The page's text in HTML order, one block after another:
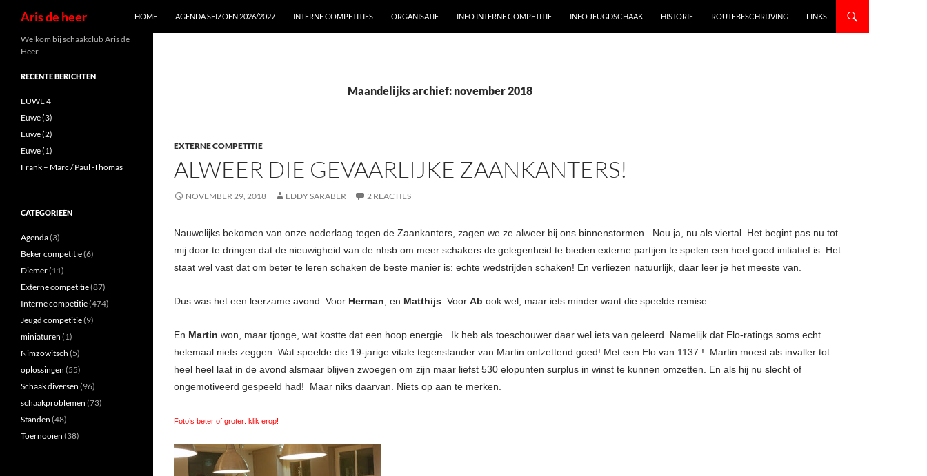
Aris de heer HOME AGENDA SEIZOEN 2026/2027 INTERNE COMPETITIES ORGANISATIE INFO INTERNE COMPETITIE INFO JEUGDSCHAAK HISTORIE ROUTEBESCHRIJVING LINKS
Maandelijks archief: november 2018
EXTERNE COMPETITIE
ALWEER DIE GEVAARLIJKE ZAANKANTERS!
NOVEMBER 29, 2018 EDDY SARABER 2 REACTIES
Nauwelijks bekomen van onze nederlaag tegen de Zaankanters, zagen we ze alweer bij ons binnenstormen. Nou ja, nu als viertal. Het begint pas nu tot
mij door te dringen dat de nieuwigheid van de nhsb om meer schakers de gelegenheid te bieden externe partijen te spelen een heel goed initiatief is. Het
staat wel vast dat om beter te leren schaken de beste manier is: echte wedstrijden schaken! En verliezen natuurlijk, daar leer je het meeste van.
Dus was het een leerzame avond. Voor Herman , en Matthijs . Voor Ab ook wel, maar iets minder want die speelde remise.
En Martin won, maar tjonge, wat kostte dat een hoop energie. Ik heb als toeschouwer daar wel iets van geleerd. Namelijk dat Elo-ratings soms echt
helemaal niets zeggen. Wat speelde die 19-jarige vitale tegenstander van Martin ontzettend goed! Met een Elo van 1137 ! Martin moest als invaller tot
heel heel laat in de avond alsmaar blijven zwoegen om zijn maar liefst 530 elopunten surplus in winst te kunnen omzetten. En als hij nu slecht of
ongemotiveerd gespeeld had! Maar niks daarvan. Niets op aan te merken.
Foto’s beter of groter: klik erop!
Welkom bij schaakclub Aris de
Heer
RECENTE BERICHTEN
EUWE 4
Euwe (3)
Euwe (2)
Euwe (1)
Frank – Marc / Paul -Thomas
CATEGORIEËN
Agenda(3)
Beker competitie(6)
Diemer(11)
Externe competitie(87)
Interne competitie(474)
Jeugd competitie(9)
miniaturen (1)
Nimzowitsch (5)
oplossingen (55)
Schaak diversen (96)
schaakproblemen (73)
Standen (48)
Toernooien (38)